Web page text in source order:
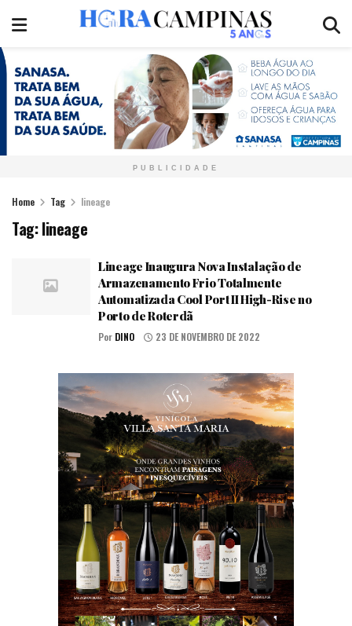
PUBLICIDADE
Home Tag lineage
Tag:lineage
Lineage Inaugura Nova Instalação de
Armazenamento Frio Totalmente
Automatizada Cool Port II High-Rise no
Porto de Roterdã
Por DINO 23 DE NOVEMBRO DE 2022